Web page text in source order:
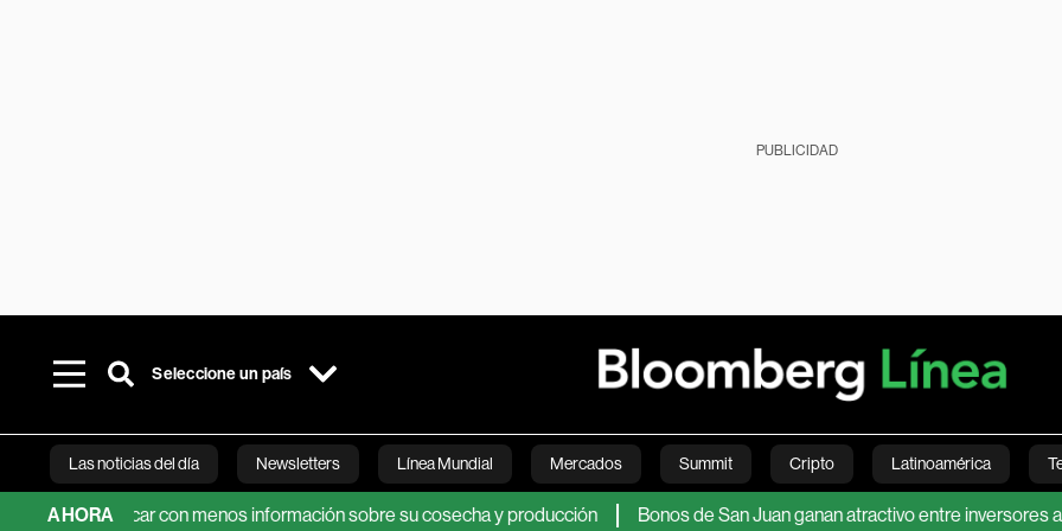
PUBLICIDAD
Seleccione un país
Las noticias del día Newsletters Línea Mundial Mercados Summit Cripto Latinoamérica
Bloomberg Green Economía Estilo de vida Mundo Videos
AHORA
del azúcar con menos información sobre su cosecha y producción Bonos de San Juan ganan atractivo entre inversores ante